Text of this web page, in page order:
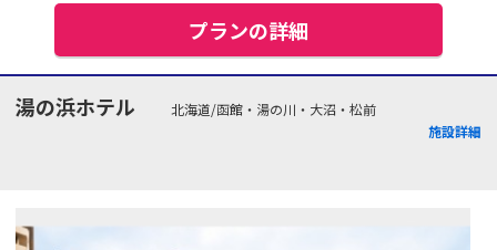
プランの詳細
湯の浜ホテル
北海道/函館・湯の川・大沼・松前
施設詳細